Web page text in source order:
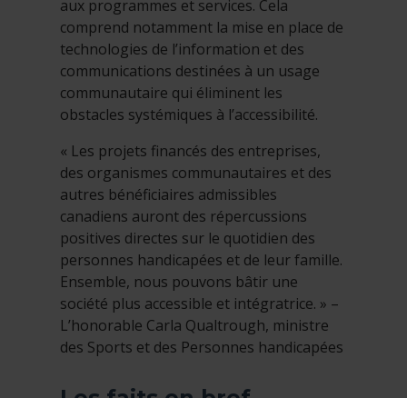
aux programmes et services. Cela
comprend notamment la mise en place de
technologies de l’information et des
communications destinées à un usage
communautaire qui éliminent les
obstacles systémiques à l’accessibilité.
« Les projets financés des entreprises,
des organismes communautaires et des
autres bénéficiaires admissibles
canadiens auront des répercussions
positives directes sur le quotidien des
personnes handicapées et de leur famille.
Ensemble, nous pouvons bâtir une
société plus accessible et intégratrice. » –
L’honorable Carla Qualtrough, ministre
des Sports et des Personnes handicapées